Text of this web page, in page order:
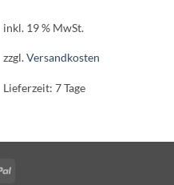
inkl. 19 % MwSt.
zzgl.Versandkosten
Lieferzeit: 7 Tage
PayPal